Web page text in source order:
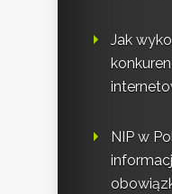
Jak
NIP w